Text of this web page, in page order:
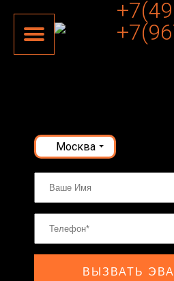
Москва
ВЫЗВАТЬ